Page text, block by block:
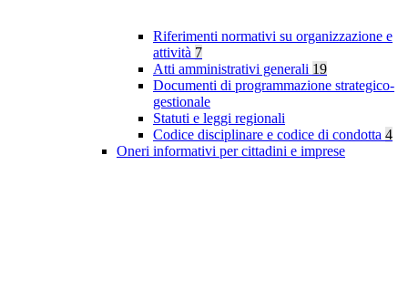
Riferimenti normativi su organizzazione e
attività 7
Atti amministrativi generali 19
Documenti di programmazione strategico-
gestionale
Statuti e leggi regionali
Codice disciplinare e codice di condotta 4
Oneri informativi per cittadini e imprese